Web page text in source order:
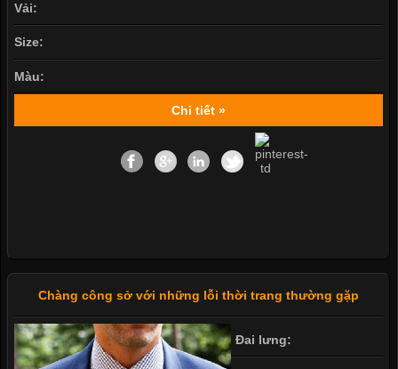
Vải:
Size:
Màu:
Chi tiết »
Chàng công sở với những lỗi thời trang thường gặp
Đai lưng: